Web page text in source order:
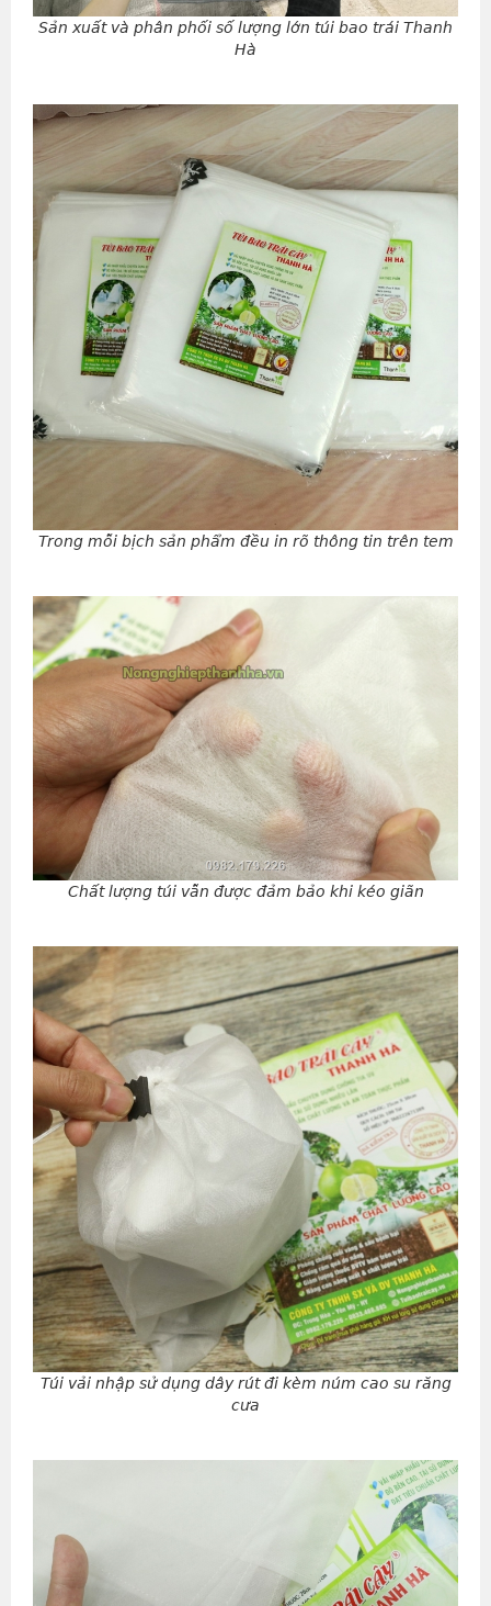
Sản xuất và phân phối số lượng lớn túi bao trái Thanh
Hà
Trong mỗi bịch sản phẩm đều in rõ thông tin trên tem
Chất lượng túi vẫn được đảm bảo khi kéo giãn
Túi vải nhập sử dụng dây rút đi kèm núm cao su răng
cưa